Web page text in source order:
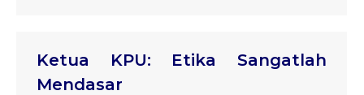
Ketua KPU: Etika Sangatlah
Mendasar